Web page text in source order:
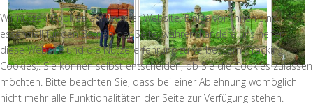
Wir nutzen Cookies auf unserer Website. Einige von ihnen sind
essenziell für den Betrieb der Seite, während andere uns helfen,
diese Website und die Nutzererfahrung zu verbessern (Tracking
Cookies). Sie können selbst entscheiden, ob Sie die Cookies zulassen
möchten. Bitte beachten Sie, dass bei einer Ablehnung womöglich
nicht mehr alle Funktionalitäten der Seite zur Verfügung stehen.